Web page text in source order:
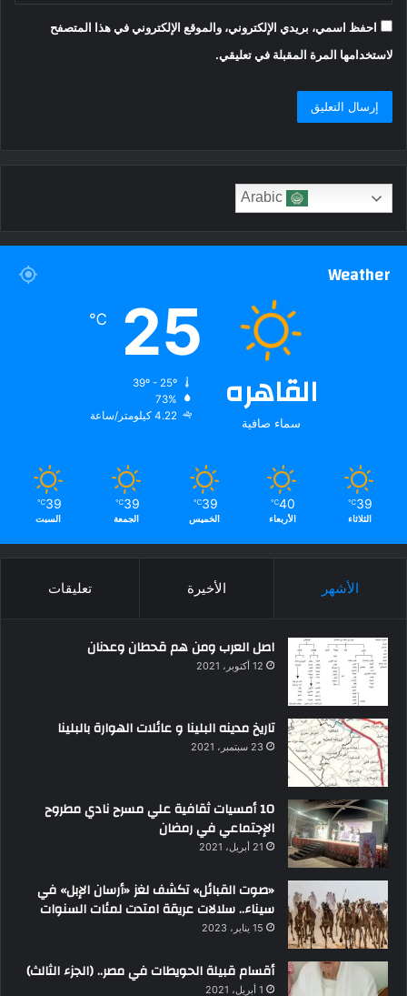
احفظ اسمي، بريدي الإلكتروني، والموقع الإلكتروني في هذا المتصفح
لاستخدامها المرة المقبلة في تعليقي.
Weather
القاهره
سماء صافية
25
℃
73%
4.22 كيلومتر/ساعة
39
℃
الثلاثاء
40
℃
الأربعاء
39
℃
الخميس
39
℃
الجمعة
39
℃
السبت
الأشهر الأخيرة تعليقات
اصل العرب ومن هم قحطان وعدنان
12 أكتوبر، 2021
تاريخ مدينه البلينا و عائلات الهوارة بالبلينا
23 سبتمبر، 2021
10 أمسيات ثقافية علي مسرح نادي مطروح
الإجتماعي في رمضان
21 أبريل، 2021
«صوت القبائل» تكشف لغز «أرسان الإبل» في
سيناء.. سلالات عريقة امتدت لمئات السنوات
15 يناير، 2023
أقسام قبيلة الحويطات في مصر.. (الجزء الثالث)
1 أبريل، 2021